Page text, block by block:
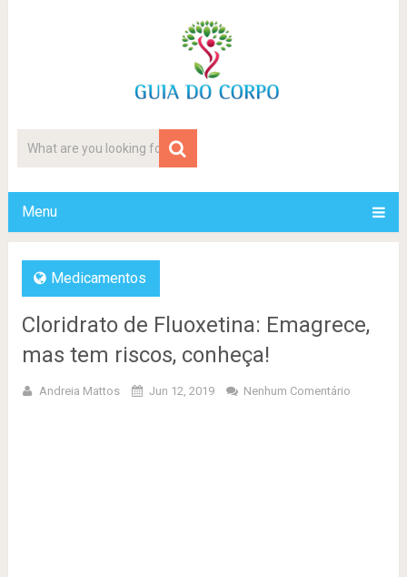
Menu
Medicamentos
Cloridrato de Fluoxetina: Emagrece,
mas tem riscos, conheça!
Andreia Mattos Jun 12, 2019 Nenhum Comentário